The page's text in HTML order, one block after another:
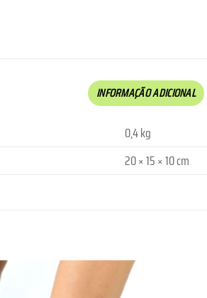
INFORMAÇÃO ADICIONAL
0,4 kg
20 × 15 × 10 cm